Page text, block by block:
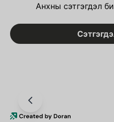
Анхны сэтгэгдэл